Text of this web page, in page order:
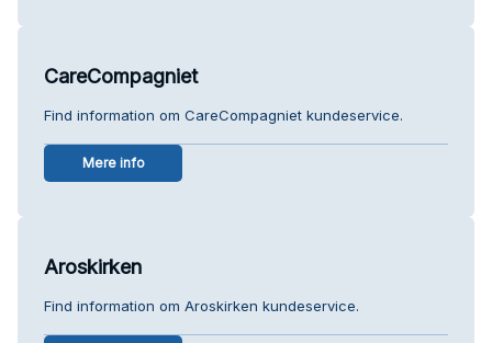
CareCompagniet
Find information om CareCompagniet kundeservice.
Mere info
Aroskirken
Find information om Aroskirken kundeservice.